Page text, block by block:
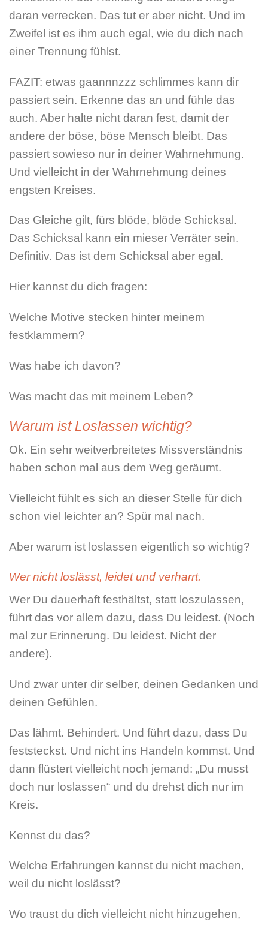
daran verrecken. Das tut er aber nicht. Und im
Zweifel ist es ihm auch egal, wie du dich nach
einer Trennung fühlst.
FAZIT: etwas gaannnzzz schlimmes kann dir
passiert sein. Erkenne das an und fühle das
auch. Aber halte nicht daran fest, damit der
andere der böse, böse Mensch bleibt. Das
passiert sowieso nur in deiner Wahrnehmung.
Und vielleicht in der Wahrnehmung deines
engsten Kreises.
Das Gleiche gilt, fürs blöde, blöde Schicksal.
Das Schicksal kann ein mieser Verräter sein.
Definitiv. Das ist dem Schicksal aber egal.
Hier kannst du dich fragen:
Welche Motive stecken hinter meinem
festklammern?
Was habe ich davon?
Was macht das mit meinem Leben?
Warum ist Loslassen wichtig?
Ok. Ein sehr weitverbreitetes Missverständnis
haben schon mal aus dem Weg geräumt.
Vielleicht fühlt es sich an dieser Stelle für dich
schon viel leichter an? Spür mal nach.
Aber warum ist loslassen eigentlich so wichtig?
Wer nicht loslässt, leidet und verharrt.
Wer Du dauerhaft festhältst, statt loszulassen,
führt das vor allem dazu, dass Du leidest. (Noch
mal zur Erinnerung. Du leidest. Nicht der
andere).
Und zwar unter dir selber, deinen Gedanken und
deinen Gefühlen.
Das lähmt. Behindert. Und führt dazu, dass Du
feststeckst. Und nicht ins Handeln kommst. Und
dann flüstert vielleicht noch jemand: „Du musst
doch nur loslassen“ und du drehst dich nur im
Kreis.
Kennst du das?
Welche Erfahrungen kannst du nicht machen,
weil du nicht loslässt?
Wo traust du dich vielleicht nicht hinzugehen,